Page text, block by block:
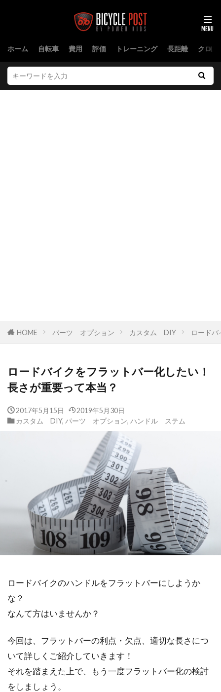
ホーム 自転車 費用 評価 トレーニング 長距離 クロス
HOME パーツ オプション カスタム DIY ロード
ロードバイクをフラットバー化したい！
長さが重要って本当？
2017年5月15日
2019年5月30日
カスタム DIY, パーツ オプション, ハンドル ステム
ロードバイクのハンドルをフラットバーにしようか
な？
なんて方はいませんか？
今回は、フラットバーの利点・欠点、適切な長さにつ
いて詳しくご紹介していきます！
それを踏まえた上で、もう一度フラットバー化の検討
をしましょう。